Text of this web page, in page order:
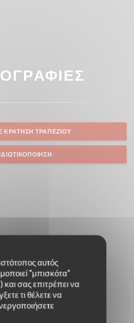
αυτός
"μπισκότα"
σας επιτρέπει να
τι θέλετε να
ΚΡΆΤΗΣΗ ΤΡΑΠΕΖΙΟΎ
ΙΔΙΩΤΙΚΟΠΟΊΗΣΗ